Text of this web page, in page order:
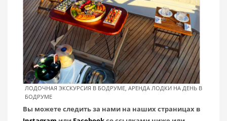
ЛОДОЧНАЯ ЭКСКУРСИЯ В БОДРУМЕ, АРЕНДА ЛОДКИ НА ДЕНЬ В
БОДРУМЕ
Вы можете следить за нами на наших страницах в